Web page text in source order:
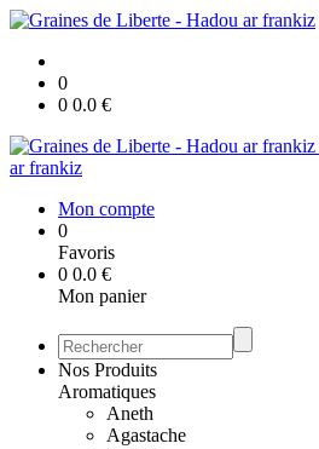
0
0 0.0 €
ar frankiz
Mon compte
0
Favoris
0 0.0 €
Mon panier
Nos Produits
Aromatiques
Aneth
Agastache